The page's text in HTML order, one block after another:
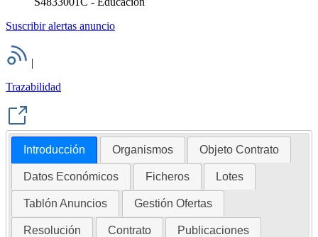
Suscribir alertas anuncio
|
Trazabilidad
Introducción Organismos Objeto Contrato
Datos Económicos Ficheros Lotes
Tablón Anuncios Gestión Ofertas
Resolución Contrato Publicaciones